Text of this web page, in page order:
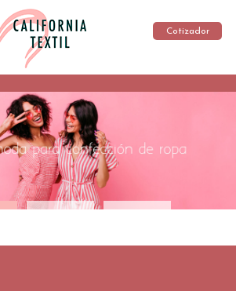
Cotizador